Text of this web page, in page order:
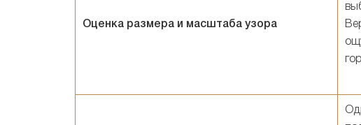
Оценка размера и масштаба узора